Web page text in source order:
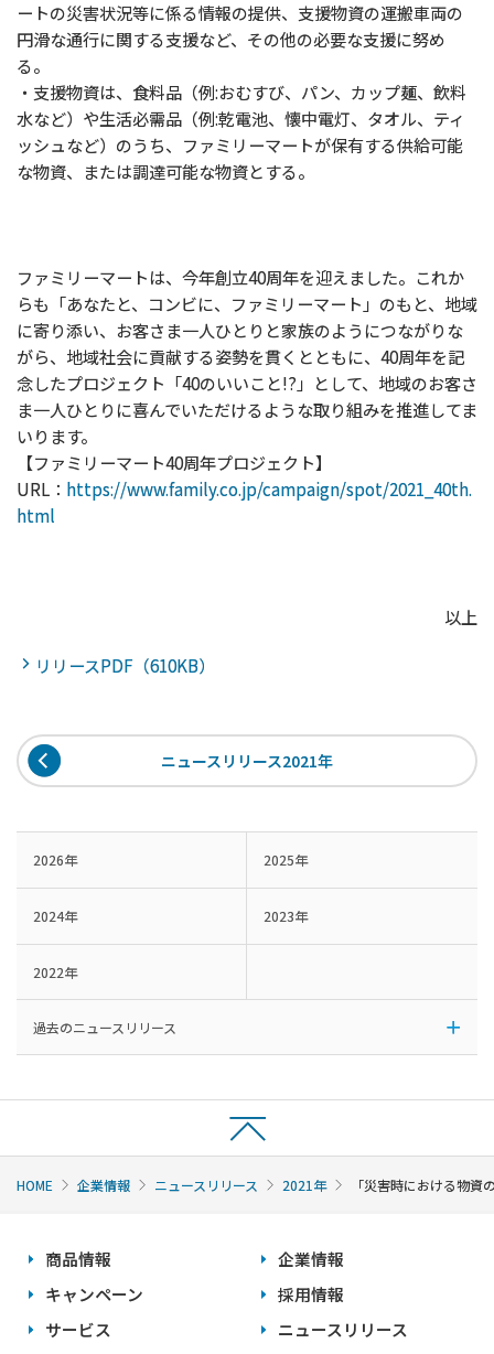
ートの災害状況等に係る情報の提供、支援物資の運搬車両の
円滑な通行に関する支援など、その他の必要な支援に努め
る。
・支援物資は、食料品（例:おむすび、パン、カップ麺、飲料
水など）や生活必需品（例:乾電池、懐中電灯、タオル、ティ
ッシュなど）のうち、ファミリーマートが保有する供給可能
な物資、または調達可能な物資とする。
ファミリーマートは、今年創立40周年を迎えました。これか
らも「あなたと、コンビに、ファミリーマート」のもと、地域
に寄り添い、お客さま一人ひとりと家族のようにつながりな
がら、地域社会に貢献する姿勢を貫くとともに、40周年を記
念したプロジェクト「40のいいこと!?」として、地域のお客さ
ま一人ひとりに喜んでいただけるような取り組みを推進してま
いります。
【ファミリーマート40周年プロジェクト】
URL： https://www.family.co.jp/campaign/spot/2021_40th.
html
以上
リリースPDF（610KB）
ニュースリリース2021年
2026年 2025年
2024年 2023年
2022年
過去のニュースリリース
HOME 企業情報 ニュースリリース 2021年 「災害時における物
商品情報
キャンペーン
サービス
企業情報
採用情報
ニュースリリース